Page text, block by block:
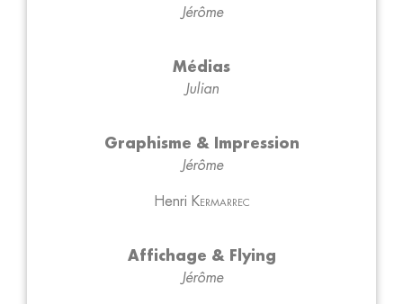
Jérôme
Médias
Julian
Graphisme & Impression
Jérôme
Henri Kermarrec
Affichage & Flying
Jérôme